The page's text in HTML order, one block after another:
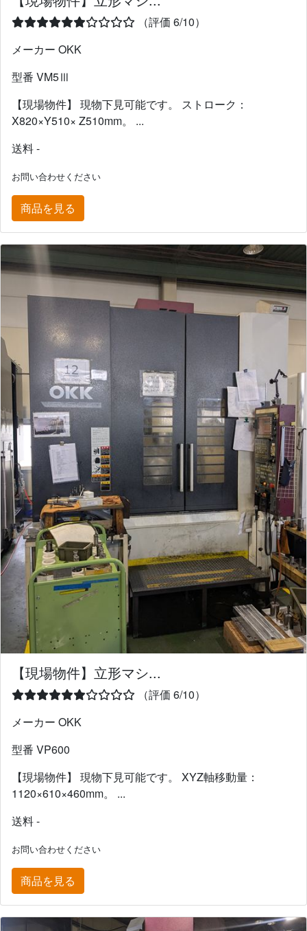
（評価 6/10）
メーカー OKK
型番 VM5Ⅲ
【現場物件】 現物下見可能です。 ストローク：
X820×Y510× Z510mm。 ...
送料 -
お問い合わせください
商品を見る
【現場物件】立形マシ...
（評価 6/10）
メーカー OKK
型番 VP600
【現場物件】 現物下見可能です。 XYZ軸移動量：
1120×610×460mm。 ...
送料 -
お問い合わせください
商品を見る